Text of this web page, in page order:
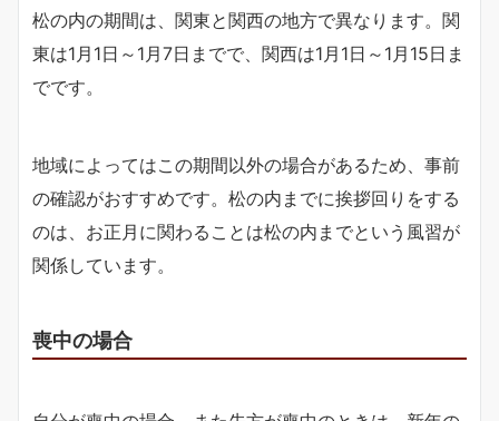
松の内の期間は、関東と関西の地方で異なります。関
東は1月1日～1月7日までで、関西は1月1日～1月15日ま
でです。
地域によってはこの期間以外の場合があるため、事前
の確認がおすすめです。松の内までに挨拶回りをする
のは、お正月に関わることは松の内までという風習が
関係しています。
喪中の場合